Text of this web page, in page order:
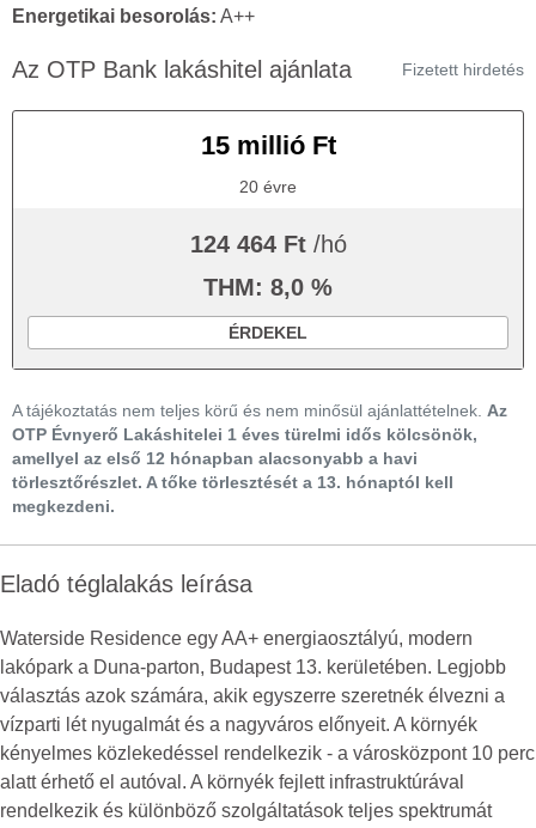
Energetikai besorolás: A++
Az OTP Bank lakáshitel ajánlata Fizetett hirdetés
15 millió Ft
20 évre
124 464 Ft /hó
THM: 8,0 %
ÉRDEKEL
A tájékoztatás nem teljes körű és nem minősül ajánlattételnek. Az
OTP Évnyerő Lakáshitelei 1 éves türelmi idős kölcsönök,
amellyel az első 12 hónapban alacsonyabb a havi
törlesztőrészlet. A tőke törlesztését a 13. hónaptól kell
megkezdeni.
Eladó téglalakás leírása
Waterside Residence egy AA+ energiaosztályú, modern
lakópark a Duna-parton, Budapest 13. kerületében. Legjobb
választás azok számára, akik egyszerre szeretnék élvezni a
vízparti lét nyugalmát és a nagyváros előnyeit. A környék
kényelmes közlekedéssel rendelkezik - a városközpont 10 perc
alatt érhető el autóval. A környék fejlett infrastruktúrával
rendelkezik és különböző szolgáltatások teljes spektrumát